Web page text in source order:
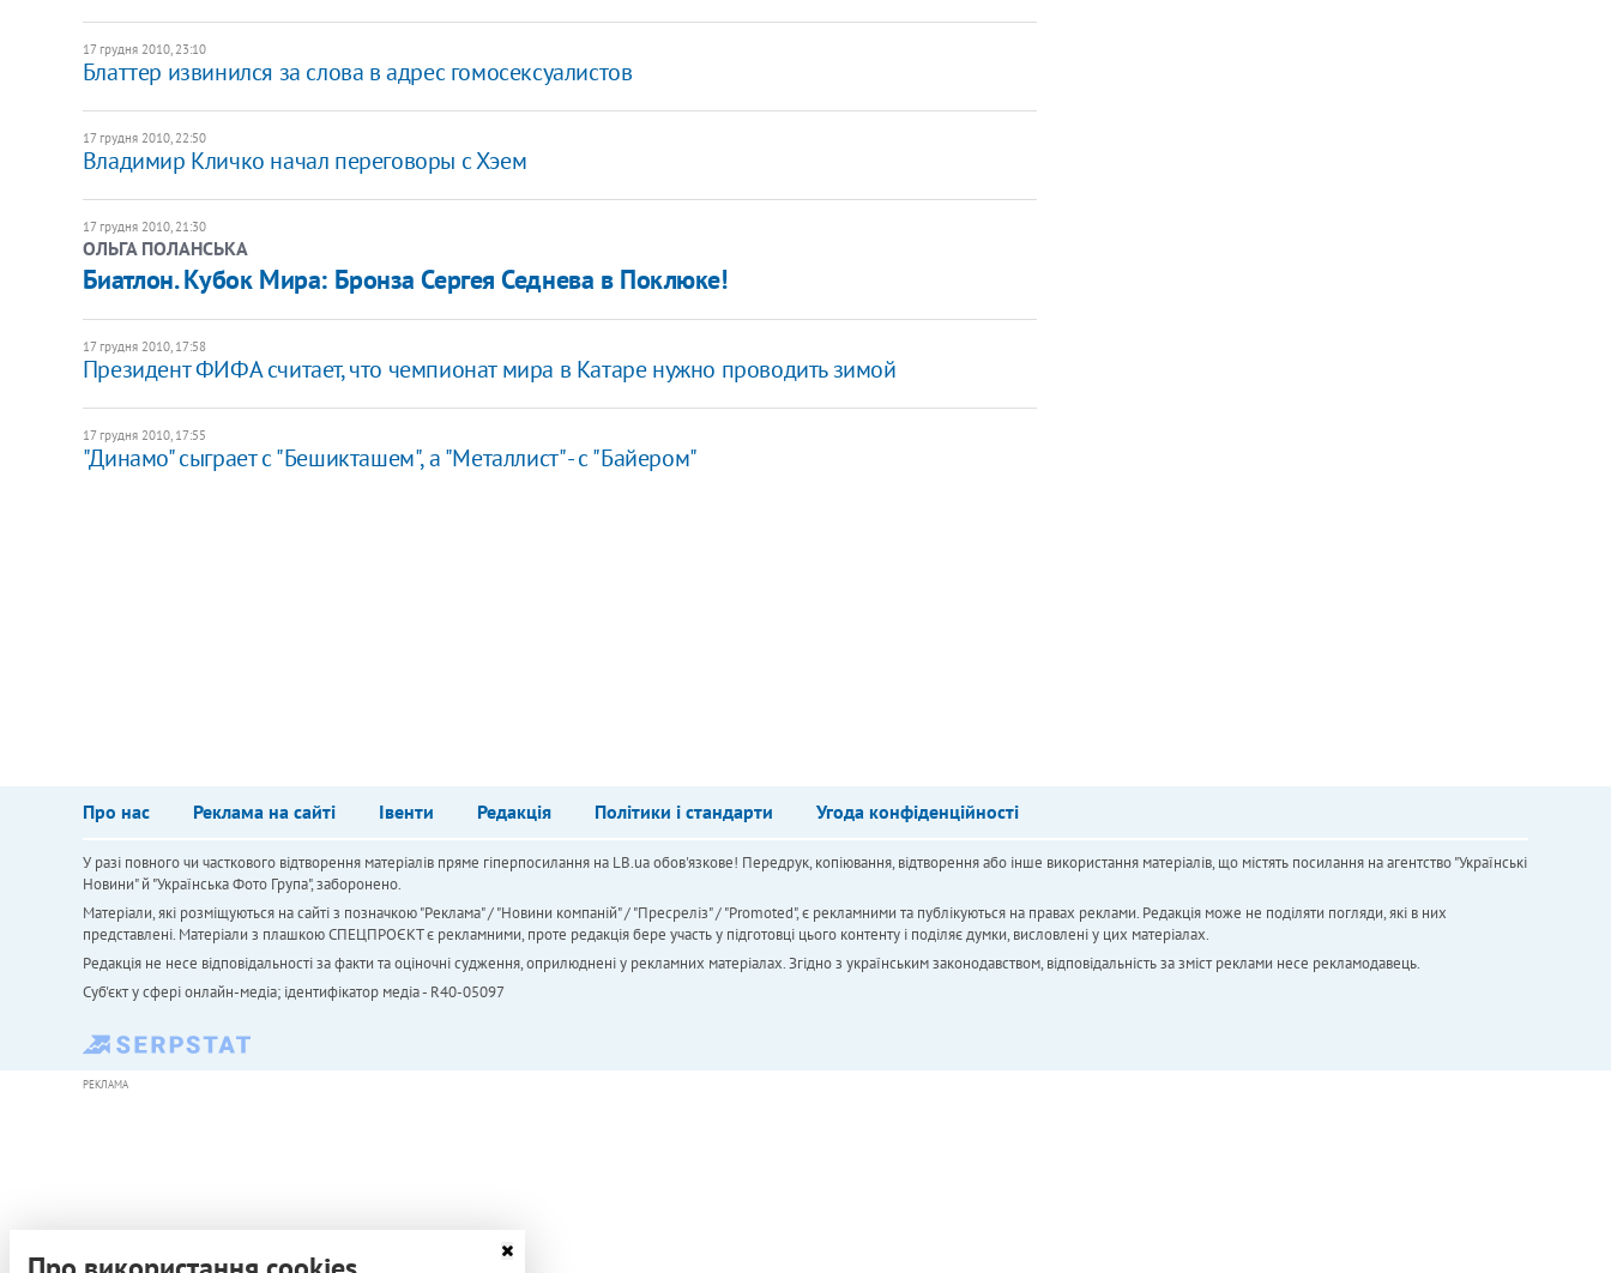
17 грудня 2010, 23:10
Блаттер извинился за слова в адрес гомосексуалистов
17 грудня 2010, 22:50
Владимир Кличко начал переговоры с Хэем
17 грудня 2010, 21:30
ОЛЬГА ПОЛАНСЬКА
Биатлон. Кубок Мира: Бронза Сергея Седнева в Поклюке!
17 грудня 2010, 17:58
Президент ФИФА считает, что чемпионат мира в Катаре нужно проводить зимой
17 грудня 2010, 17:55
"Динамо" сыграет с "Бешикташем", а "Металлист" - с "Байером"
Про нас Реклама на сайті Івенти Редакція Політики і стандарти Угода конфіденційності
У разі повного чи часткового відтворення матеріалів пряме гіперпосилання на LB.ua обов'язкове! Передрук, копіювання, відтворення або інше використання матеріалів, що містять посилання на агентство "Українськi
Новини" й "Українська Фото Група", заборонено.
Матеріали, які розміщуються на сайті з позначкою "Реклама" / "Новини компаній" / "Пресреліз" / "Promoted", є рекламними та публікуються на правах реклами. Редакція може не поділяти погляди, які в них
представлені. Матеріали з плашкою СПЕЦПРОЄКТ є рекламними, проте редакція бере участь у підготовці цього контенту і поділяє думки, висловлені у цих матеріалах.
Редакція не несе відповідальності за факти та оціночні судження, оприлюднені у рекламних матеріалах. Згідно з українським законодавством, відповідальність за зміст реклами несе рекламодавець.
Cуб'єкт у сфері онлайн-медіа; ідентифікатор медіа - R40-05097
РЕКЛАМА